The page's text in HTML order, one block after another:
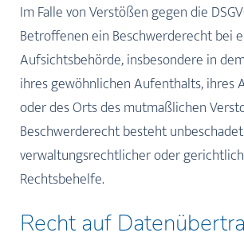
Im Falle von Verstößen gegen die
Betroffenen ein Beschwerderecht bei
Aufsichtsbehörde, insbesondere in
ihres gewöhnlichen Aufenthalts, ihres
oder des Orts des mutmaßlichen
Beschwerderecht besteht
verwaltungsrechtlicher oder
Rechtsbehelfe.
Recht auf